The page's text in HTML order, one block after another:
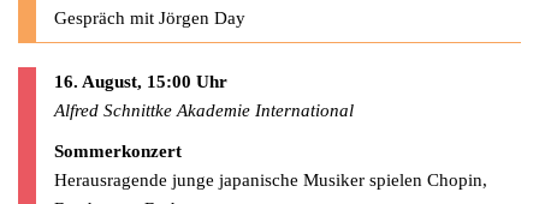
Gespräch mit Jörgen Day
16. August, 15:00 Uhr
Alfred Schnittke Akademie International
Sommerkonzert
Herausragende junge japanische Musiker spielen Chopin,